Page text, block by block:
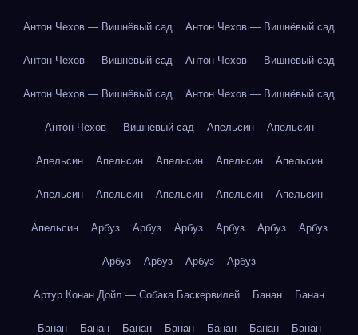
Антон Чехов — Вишнёвый сад Антон Чехов — Вишнёвый сад
Антон Чехов — Вишнёвый сад Антон Чехов — Вишнёвый сад
Антон Чехов — Вишнёвый сад Антон Чехов — Вишнёвый сад
Антон Чехов — Вишнёвый сад Апельсин Апельсин
Апельсин Апельсин Апельсин Апельсин Апельсин
Апельсин Апельсин Апельсин Апельсин Апельсин
Апельсин Арбуз Арбуз Арбуз Арбуз Арбуз Арбуз
Арбуз Арбуз Арбуз Арбуз
Артур Конан Дойл — Собака Баскервилей Банан Банан
Банан Банан Банан Банан Банан Банан Банан